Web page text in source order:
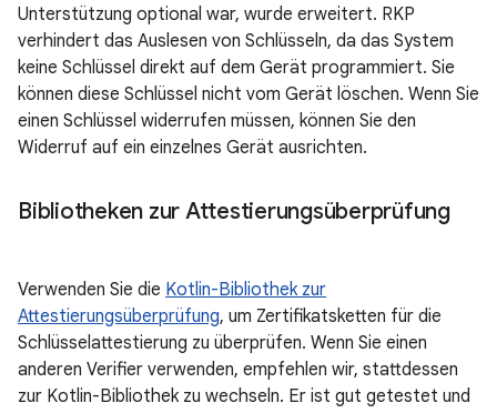
Unterstützung optional war, wurde erweitert. RKP
verhindert das Auslesen von Schlüsseln, da das System
keine Schlüssel direkt auf dem Gerät programmiert. Sie
können diese Schlüssel nicht vom Gerät löschen. Wenn Sie
einen Schlüssel widerrufen müssen, können Sie den
Widerruf auf ein einzelnes Gerät ausrichten.
Bibliotheken zur Attestierungsüberprüfung
Verwenden Sie die Kotlin-Bibliothek zur
Attestierungsüberprüfung, um Zertifikatsketten für die
Schlüsselattestierung zu überprüfen. Wenn Sie einen
anderen Verifier verwenden, empfehlen wir, stattdessen
zur Kotlin-Bibliothek zu wechseln. Er ist gut getestet und